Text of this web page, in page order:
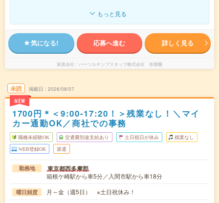
もっと見る
気になる! 応募へ進む 詳しく見る
派遣会社 パーソルテンプスタッフ株式会社 首都圏
未読
NEW
掲載日 2026/08/07
1700円＊＜9:00-17:20！＞残業なし！＼マイ
カー通勤OK／商社での事務
職種未経験OK 交通費別途支給あり 土日祝日が休み 残業なし
WEB登録OK 派遣
勤務地 東京都西多摩郡
箱根ケ崎駅から車5分／入間市駅から車18分
曜日頻度 月～金（週5日） ※土日祝休み！